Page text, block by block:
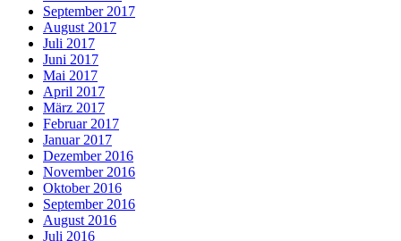
September 2017
August 2017
Juli 2017
Juni 2017
Mai 2017
April 2017
März 2017
Februar 2017
Januar 2017
Dezember 2016
November 2016
Oktober 2016
September 2016
August 2016
Juli 2016